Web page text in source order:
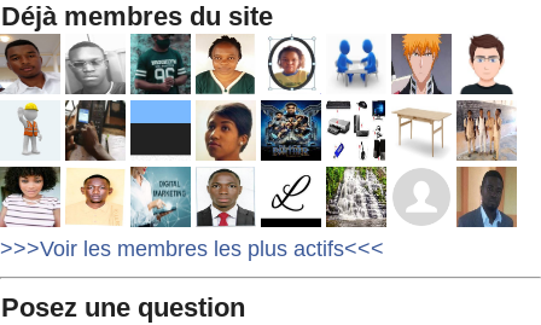
Déjà membres du site
>>>Voir les membres les plus actifs<<<
Posez une question